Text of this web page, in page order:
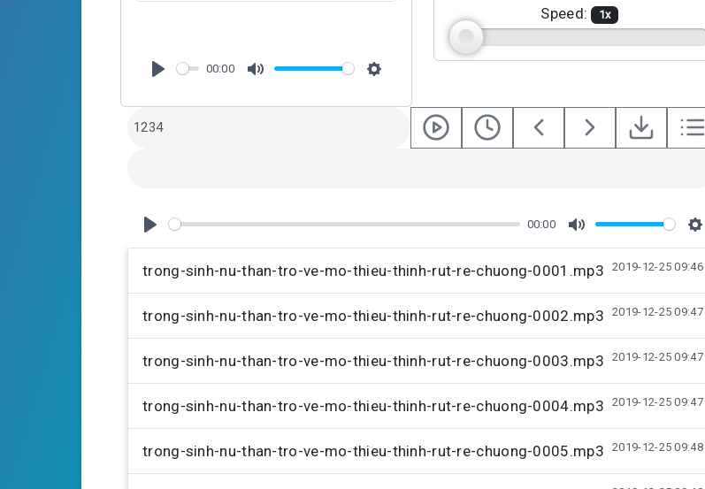
00:00
Speed: 1x
P
l
a
y
00:00
M
u
t
e
S
e
t
t
i
trong-sinh-nu-than-tro-ve-mo-thieu-thinh-rut-re-chuong-0001.mp3 2019-12-25 09:46
trong-sinh-nu-than-tro-ve-mo-thieu-thinh-rut-re-chuong-0002.mp3 2019-12-25 09:47
trong-sinh-nu-than-tro-ve-mo-thieu-thinh-rut-re-chuong-0003.mp3 2019-12-25 09:47
trong-sinh-nu-than-tro-ve-mo-thieu-thinh-rut-re-chuong-0004.mp3 2019-12-25 09:47
trong-sinh-nu-than-tro-ve-mo-thieu-thinh-rut-re-chuong-0005.mp3 2019-12-25 09:48